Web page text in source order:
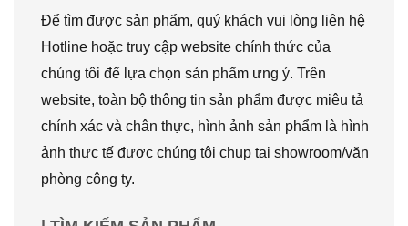
Để tìm được sản phẩm, quý khách vui lòng liên hệ
Hotline hoặc truy cập website chính thức của
chúng tôi để lựa chọn sản phẩm ưng ý. Trên
website, toàn bộ thông tin sản phẩm được miêu tả
chính xác và chân thực, hình ảnh sản phẩm là hình
ảnh thực tế được chúng tôi chụp tại showroom/văn
phòng công ty.